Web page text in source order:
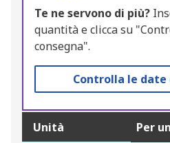
Te ne servono di più?
quantità e clicca su
consegna".
Controlla le date
Unità Per